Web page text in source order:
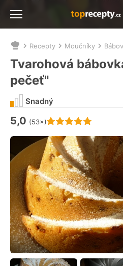
Nacházíte
se
zde:
Recepty Moučníky
Tvarohová
pečeť"
Hodnocení receptu je
5,0 (53×)
Snadný